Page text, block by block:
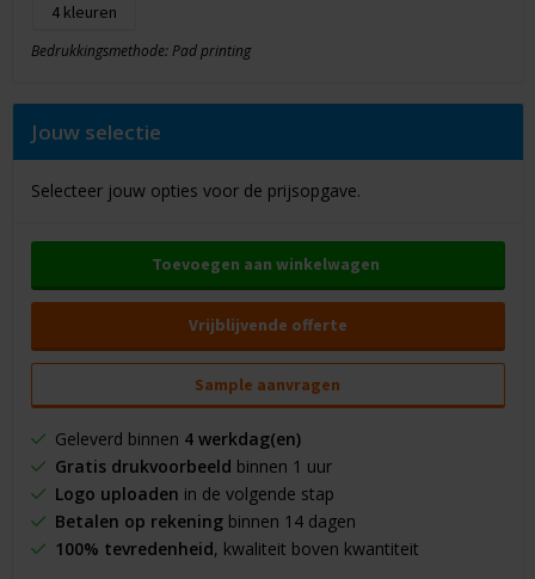
4
Bedrukkingsmethode: Pad printing
Jouw selectie
Selecteer jouw opties voor de prijsopgave.
Toevoegen aan winkelwagen
Vrijblijvende offerte
Sample aanvragen
Geleverd binnen 4 werkdag(en)
Gratis drukvoorbeeld binnen 1 uur
Logo uploaden in de volgende stap
Betalen op rekeningbinnen 14 dagen
100% tevredenheid, kwaliteit boven kwantiteit